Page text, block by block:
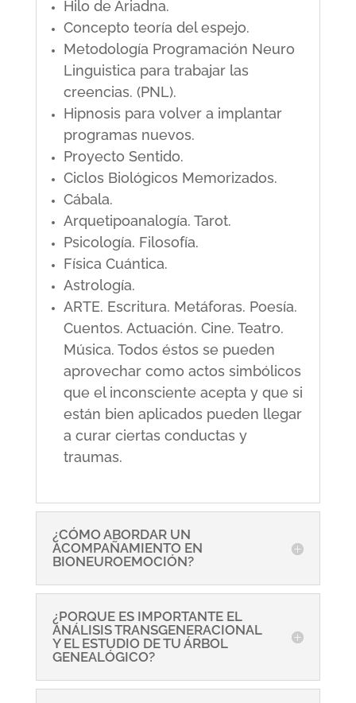
Hilo de Ariadna.
Concepto teoría del espejo.
Metodología Programación Neuro
Linguistica para trabajar las
creencias. (PNL).
Hipnosis para volver a implantar
programas nuevos.
Proyecto Sentido.
Ciclos Biológicos Memorizados.
Cábala.
Arquetipoanalogía. Tarot.
Psicología. Filosofía.
Física Cuántica.
Astrología.
ARTE. Escritura. Metáforas. Poesía.
Cuentos. Actuación. Cine. Teatro.
Música. Todos éstos se pueden
aprovechar como actos simbólicos
que el inconsciente acepta y que si
están bien aplicados pueden llegar
a curar ciertas conductas y
traumas.
¿CÓMO ABORDAR UN
ACOMPAÑAMIENTO EN
BIONEUROEMOCIÓN?
¿PORQUE ES IMPORTANTE EL
ANÁLISIS TRANSGENERACIONAL
Y EL ESTUDIO DE TU ÁRBOL
GENEALÓGICO?